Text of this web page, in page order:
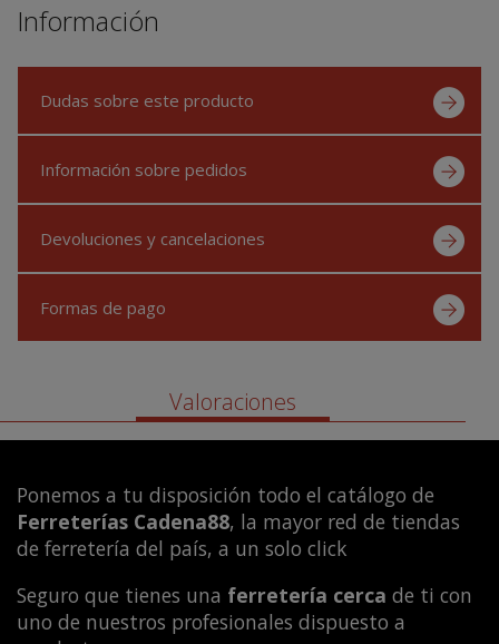
Información
Dudas sobre este producto
Información sobre pedidos
Devoluciones y cancelaciones
Formas de pago
Valoraciones
Ponemos a tu disposición todo el catálogo de
Ferreterías Cadena88, la mayor red de tiendas
de ferretería del país, a un solo click
Seguro que tienes una ferretería cerca de ti con
uno de nuestros profesionales dispuesto a